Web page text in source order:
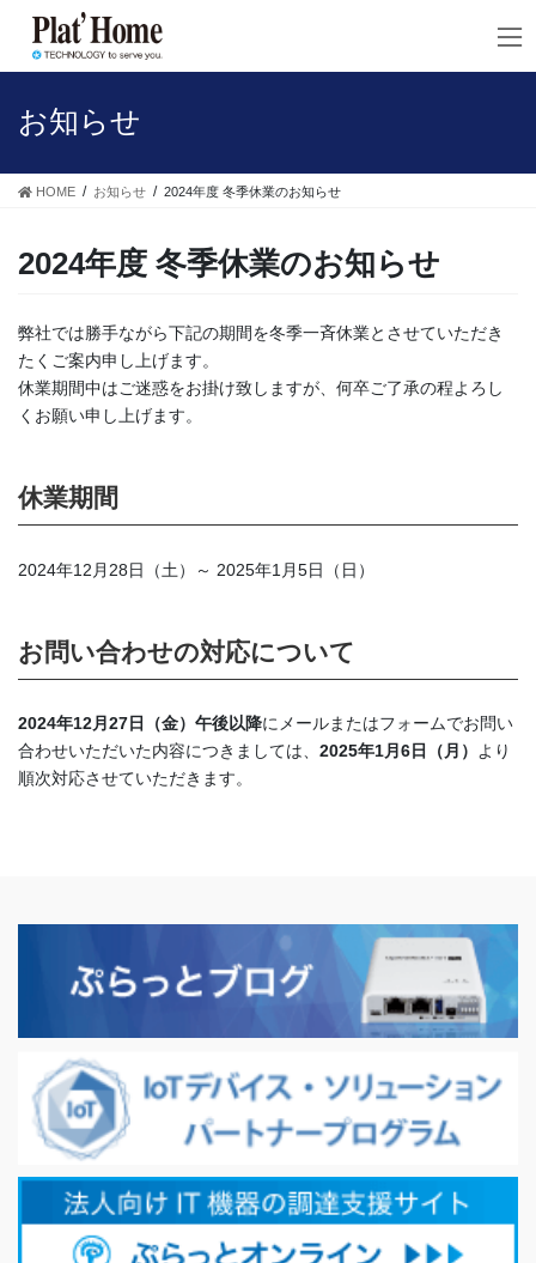
お知らせ
HOME お知らせ 2024年度 冬季休業のお知らせ
2024年度 冬季休業のお知らせ
弊社では勝手ながら下記の期間を冬季一斉休業とさせていただき
たくご案内申し上げます。
休業期間中はご迷惑をお掛け致しますが、何卒ご了承の程よろし
くお願い申し上げます。
休業期間
2024年12月28日（土）～ 2025年1月5日（日）
お問い合わせの対応について
2024年12月27日（金）午後以降にメールまたはフォームでお問い
合わせいただいた内容につきましては、 2025年1月6日（月） より
順次対応させていただきます。